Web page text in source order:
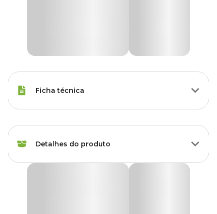
Ficha técnica
Gênero
Detalhes do produto